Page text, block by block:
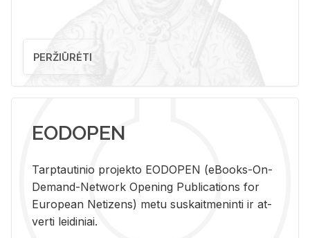
PERŽIŪRĖTI
EODOPEN
Tarp­tau­ti­nio pro­jek­to EO­DO­PEN (eBo­oks-On-
De­mand-Ne­twork Ope­ning Pub­li­ca­tions for
Eu­ro­pe­an Ne­ti­zens) metu su­skait­me­nin­ti ir at­
ver­ti lei­di­niai.